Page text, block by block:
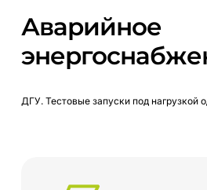
Аварийное
ДГУ. Тестовые запуски под нагрузкой